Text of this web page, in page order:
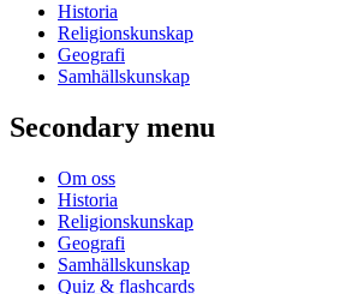
Historia
Religionskunskap
Geografi
Samhällskunskap
Secondary menu
Om oss
Historia
Religionskunskap
Geografi
Samhällskunskap
Quiz & flashcards